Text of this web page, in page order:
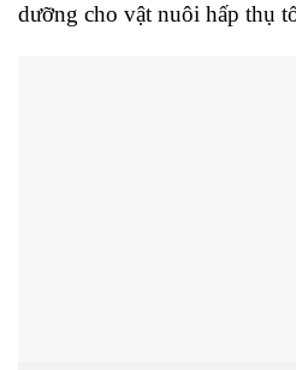
dưỡng cho vật nuôi hấp thụ